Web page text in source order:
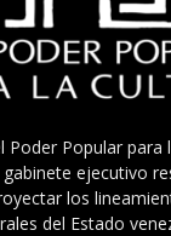
Poder Popular para
ejecutivo
los
del Estado